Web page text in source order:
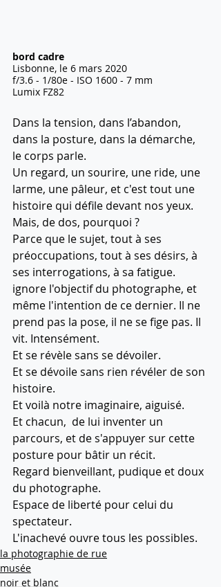
bord cadre
Lisbonne, le 6 mars 2020
f/3.6 - 1/80e - ISO 1600 - 7 mm
Lumix FZ82
Dans la tension, dans l’abandon,
dans la posture, dans la démarche,
le corps parle.
Un regard, un sourire, une ride, une
larme, une pâleur, et c'est tout une
histoire qui défile devant nos yeux.
Mais, de dos, pourquoi ?
Parce que le sujet, tout à ses
préoccupations, tout à ses désirs, à
ses interrogations, à sa fatigue.
ignore l'objectif du photographe, et
même l'intention de ce dernier. Il ne
prend pas la pose, il ne se fige pas. Il
vit. Intensément.
Et se révèle sans se dévoiler.
Et se dévoile sans rien révéler de son
histoire.
Et voilà notre imaginaire, aiguisé.
Et chacun,  de lui inventer un
parcours, et de s'appuyer sur cette
posture pour bâtir un récit.
Regard bienveillant, pudique et doux
du photographe.
Espace de liberté pour celui du
spectateur.
L'inachevé ouvre tous les possibles.
la photographie de rue
musée
noir et blanc